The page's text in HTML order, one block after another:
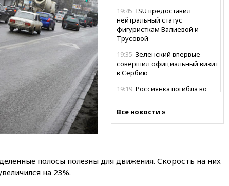
19:45 ISU предоставил
нейтральный статус
фигуристкам Валиевой и
Трусовой
19:35 Зеленский впервые
совершил официальный визит
в Сербию
19:19 Россиянка погибла во
19:00 Открытое горение на
складе в Брянске
об ударах по двум украинским
сухогрузам в Черном море
Все новости »
полосы полезны для движения. Скорость на них
на 23%.